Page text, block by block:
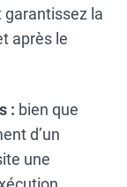
la
après le
: bien que
d’un
une